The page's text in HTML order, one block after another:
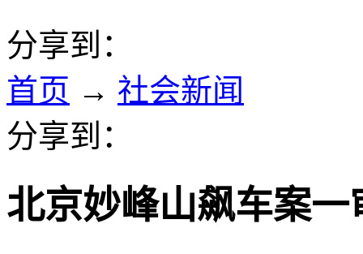
分享到：
首页 → 社会新闻
分享到：
北京妙峰山飙车案